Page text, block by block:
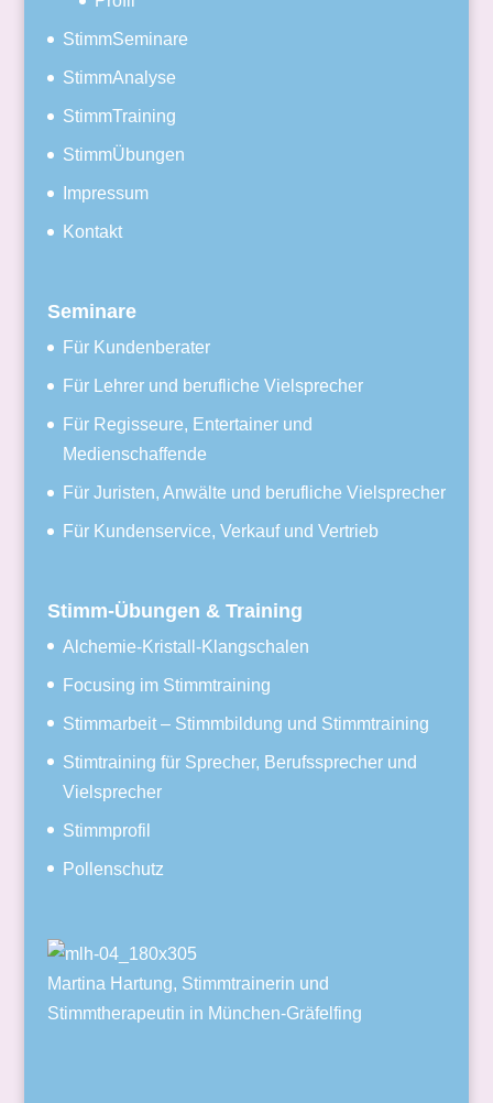
StimmSeminare
StimmAnalyse
StimmTraining
StimmÜbungen
Impressum
Kontakt
Seminare
Für Kundenberater
Für Lehrer und berufliche Vielsprecher
Für Regisseure, Entertainer und
Medienschaffende
Für Juristen, Anwälte und berufliche Vielsprecher
Für Kundenservice, Verkauf und Vertrieb
Stimm-Übungen & Training
Alchemie-Kristall-Klangschalen
Focusing im Stimmtraining
Stimmarbeit – Stimmbildung und Stimmtraining
Stimtraining für Sprecher, Berufssprecher und
Vielsprecher
Stimmprofil
Pollenschutz
Martina Hartung, Stimmtrainerin und
Stimmtherapeutin in München-Gräfelfing